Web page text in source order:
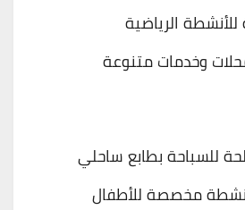
الرياضية
وخدمات متنوعة
للسباحة بطابع ساحلي
مخصصة للأطفال